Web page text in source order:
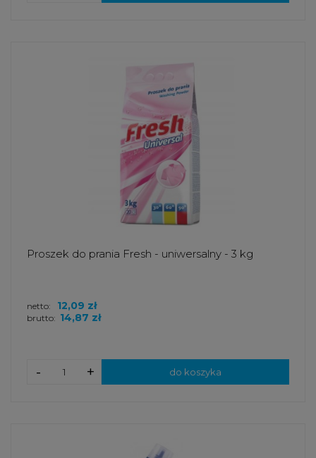
Proszek do prania Fresh - uniwersalny - 3 kg
brutto: 14,87 zł
netto: 12,09 zł
+
- do koszyka